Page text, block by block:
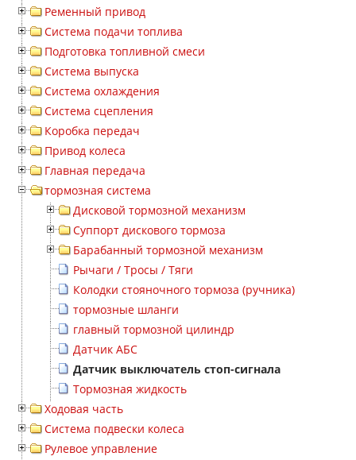
Ременный привод
Система подачи топлива
Подготовка топливной смеси
Система выпуска
Система охлаждения
Система сцепления
Коробка передач
Привод колеса
Главная передача
тормозная система
Дисковой тормозной механизм
Суппорт дискового тормоза
Барабанный тормозной механизм
Рычаги / Тросы / Тяги
Колодки стояночного тормоза (ручника)
тормозные шланги
главный тормозной цилиндр
Датчик АБС
Датчик выключатель стоп-сигнала
Тормозная жидкость
Ходовая часть
Система подвески колеса
Рулевое управление